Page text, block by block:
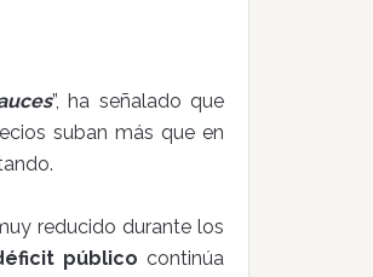
”, ha señalado que
suban más que en
reducido durante los
público continúa